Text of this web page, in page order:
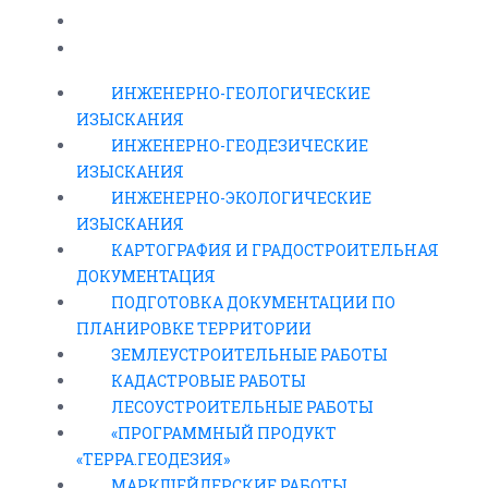
ИНЖЕНЕРНО-ГЕОЛОГИЧЕСКИЕ
ИЗЫСКАНИЯ
ИНЖЕНЕРНО-ГЕОДЕЗИЧЕСКИЕ
ИЗЫСКАНИЯ
ИНЖЕНЕРНО-ЭКОЛОГИЧЕСКИЕ
ИЗЫСКАНИЯ
КАРТОГРАФИЯ И ГРАДОСТРОИТЕЛЬНАЯ
ДОКУМЕНТАЦИЯ
ПОДГОТОВКА ДОКУМЕНТАЦИИ ПО
ПЛАНИРОВКЕ ТЕРРИТОРИИ
ЗЕМЛЕУСТРОИТЕЛЬНЫЕ РАБОТЫ
КАДАСТРОВЫЕ РАБОТЫ
ЛЕСОУСТРОИТЕЛЬНЫЕ РАБОТЫ
«ПРОГРАММНЫЙ ПРОДУКТ
«ТЕРРА.ГЕОДЕЗИЯ»